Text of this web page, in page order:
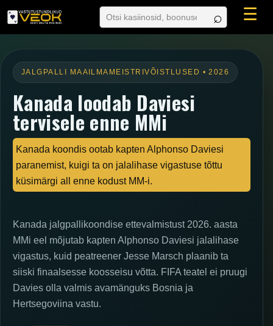
☰
JALGPALLI MAAILMAMEISTRIVÕISTLUSED • 2026
Kanada loodab Daviesi
tervisele enne MMi
Kanada koondis ootab kapten Alphonso Daviesi
paranemist, kuigi ta on jalalihase vigastuse tõttu
küsimärgi all enne kodust MM-i.
Kanada jalgpallikoondise ettevalmistust 2026. aasta
MMi eel mõjutab kapten Alphonso Daviesi jalalihase
vigastus, kuid peatreener Jesse Marsch plaanib ta
siiski finaalsesse koosseisu võtta. FIFA teatel ei pruugi
Davies olla valmis avamänguks Bosnia ja
Hertsegoviina vastu.